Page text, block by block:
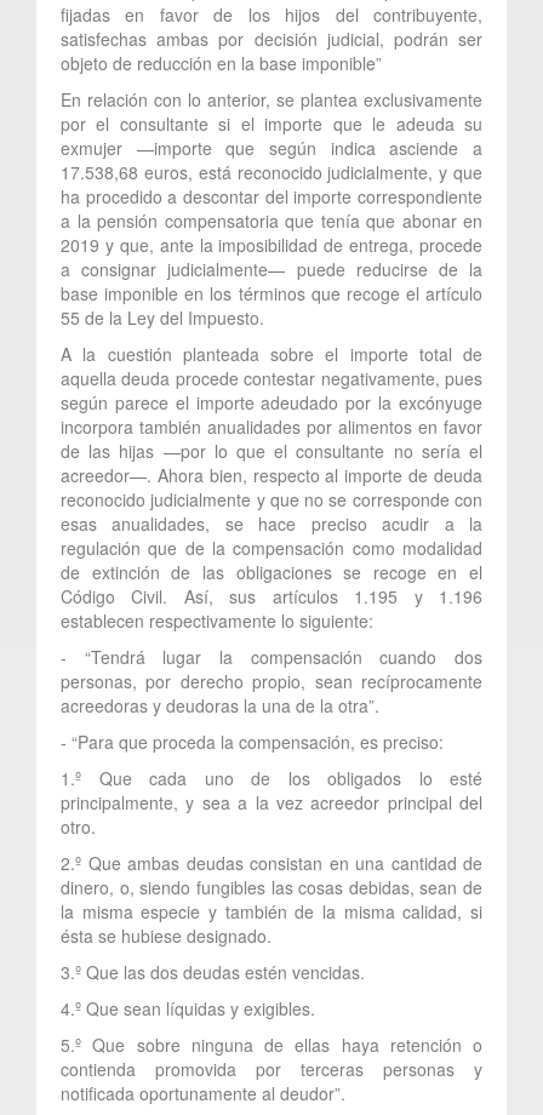
fijadas en favor de los hijos del contribuyente,
satisfechas ambas por decisión judicial, podrán ser
objeto de reducción en la base imponible”
En relación con lo anterior, se plantea exclusivamente
por el consultante si el importe que le adeuda su
exmujer —importe que según indica asciende a
17.538,68 euros, está reconocido judicialmente, y que
ha procedido a descontar del importe correspondiente
a la pensión compensatoria que tenía que abonar en
2019 y que, ante la imposibilidad de entrega, procede
a consignar judicialmente— puede reducirse de la
base imponible en los términos que recoge el artículo
55 de la Ley del Impuesto.
A la cuestión planteada sobre el importe total de
aquella deuda procede contestar negativamente, pues
según parece el importe adeudado por la excónyuge
incorpora también anualidades por alimentos en favor
de las hijas —por lo que el consultante no sería el
acreedor—. Ahora bien, respecto al importe de deuda
reconocido judicialmente y que no se corresponde con
esas anualidades, se hace preciso acudir a la
regulación que de la compensación como modalidad
de extinción de las obligaciones se recoge en el
Código Civil. Así, sus artículos 1.195 y 1.196
establecen respectivamente lo siguiente:
- “Tendrá lugar la compensación cuando dos
personas, por derecho propio, sean recíprocamente
acreedoras y deudoras la una de la otra”.
- “Para que proceda la compensación, es preciso:
1.º Que cada uno de los obligados lo esté
principalmente, y sea a la vez acreedor principal del
otro.
2.º Que ambas deudas consistan en una cantidad de
dinero, o, siendo fungibles las cosas debidas, sean de
la misma especie y también de la misma calidad, si
ésta se hubiese designado.
3.º Que las dos deudas estén vencidas.
4.º Que sean líquidas y exigibles.
5.º Que sobre ninguna de ellas haya retención o
contienda promovida por terceras personas y
notificada oportunamente al deudor”.